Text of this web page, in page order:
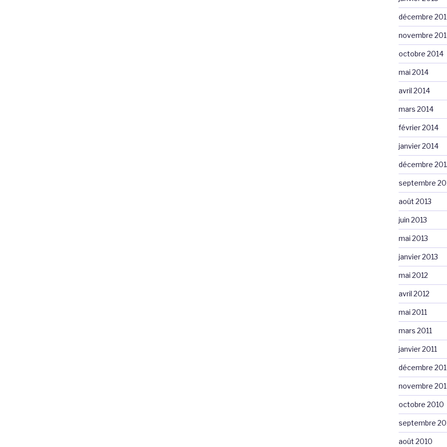
décembre
novembre
octobre 2014
mai 2014
avril 2014
mars 2014
février 2014
janvier 2014
décembre
septembre
août 2013
juin 2013
mai 2013
janvier 2013
mai 2012
avril 2012
mai 2011
mars 2011
janvier 2011
décembre
novembre
octobre 2010
septembre
août 2010